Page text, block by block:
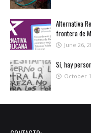
Alternativa
frontera de
June 26,
Sí, hay
October